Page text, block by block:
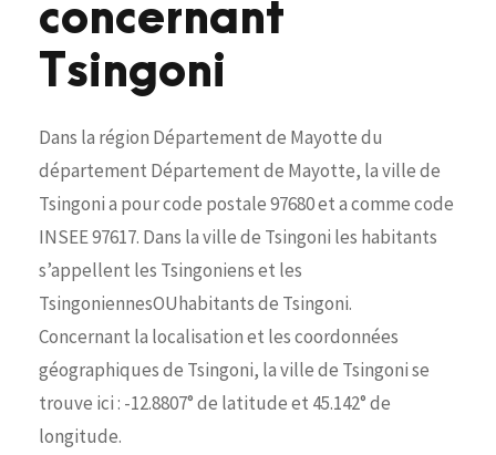
concernant
Tsingoni
Dans la région Département de Mayotte du
département Département de Mayotte, la ville de
Tsingoni a pour code postale 97680 et a comme code
INSEE 97617. Dans la ville de Tsingoni les habitants
s’appellent les Tsingoniens et les
TsingoniennesOUhabitants de Tsingoni.
Concernant la localisation et les coordonnées
géographiques de Tsingoni, la ville de Tsingoni se
trouve ici : -12.8807° de latitude et 45.142° de
longitude.